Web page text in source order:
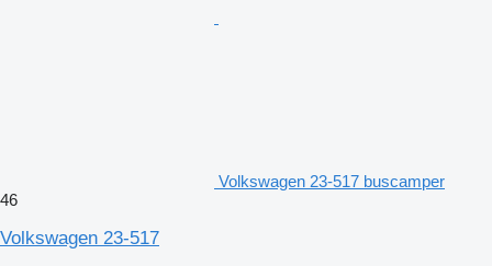
Volkswagen 23-517 buscamper
46
Volkswagen 23-517